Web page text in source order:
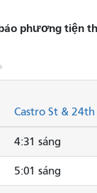
phương tiện
Castro St & 24th
4:31 sáng
5:01 sáng